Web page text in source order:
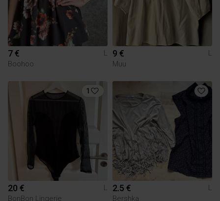
7 €
L
Boohoo
9 €
L
Muu
1
20 €
L
BonBon Lingerie
2.5 €
L
Bershka